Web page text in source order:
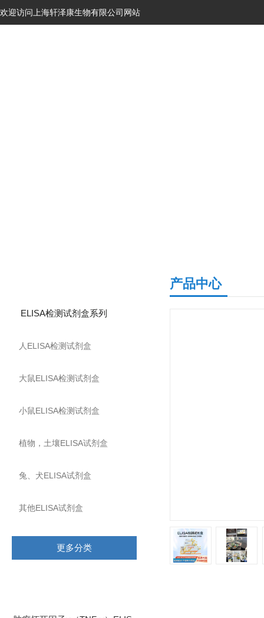
欢迎访问上海轩泽康生物有限公司网站
ELISA检测试剂盒系列
人ELISA检测试剂盒
大鼠ELISA检测试剂盒
小鼠ELISA检测试剂盒
植物，土壤ELISA试剂盒
兔、犬ELISA试剂盒
其他ELISA试剂盒
更多分类
产品中心